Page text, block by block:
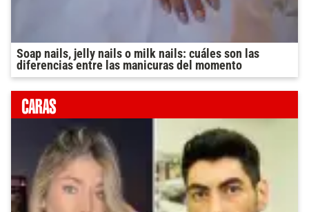
Soap nails, jelly nails o milk nails: cuáles son las
diferencias entre las manicuras del momento